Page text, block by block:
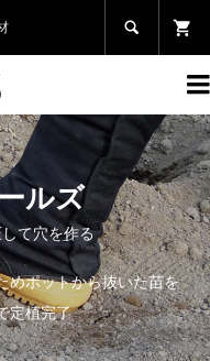


ルズ
て穴を作る
めポットから抜いた苗を
定植完了